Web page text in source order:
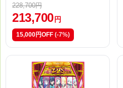
228,700円
213,700 円
15,000円OFF (-7%)